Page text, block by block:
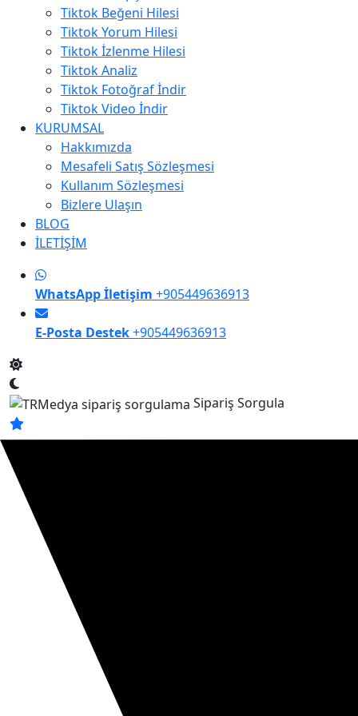
Tiktok Beğeni Hilesi
Tiktok Yorum Hilesi
Tiktok İzlenme Hilesi
Tiktok Analiz
Tiktok Fotoğraf İndir
Tiktok Video İndir
KURUMSAL
Hakkımızda
Mesafeli Satış Sözleşmesi
Kullanım Sözleşmesi
Bizlere Ulaşın
BLOG
İLETİŞİM
WhatsApp İletişim +905449636913
E-Posta Destek+905449636913
Sipariş Sorgula